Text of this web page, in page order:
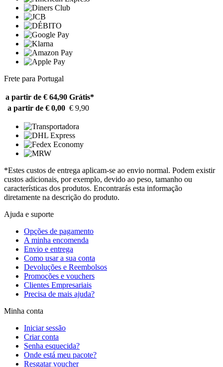
Frete para Portugal
a partir de € 64,90 Grátis*
a partir de € 0,00 € 9,90
*Estes custos de entrega aplicam-se ao envio normal. Podem existir
custos adicionais, por exemplo, devido ao peso, tamanho ou
características dos produtos. Encontrarás esta informação
diretamente na descrição do produto.
Ajuda e suporte
Opções de pagamento
A minha encomenda
Envio e entrega
Como usar a sua conta
Devoluções e Reembolsos
Promoções e vouchers
Clientes Empresariais
Precisa de mais ajuda?
Minha conta
Iniciar sessão
Criar conta
Senha esquecida?
Onde está meu pacote?
Resgatar voucher